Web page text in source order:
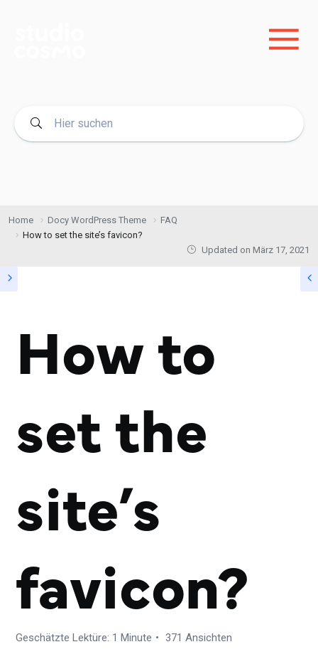
Home Docy WordPress Theme
FAQ
How to set the site’s favicon?
Updated on März 17, 2021
How to
set the
site’s
favicon?
Geschätzte Lektüre: 1 Minute 371 Ansichten